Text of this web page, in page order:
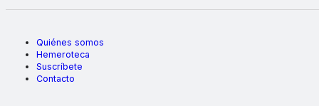
Quiénes somos
Hemeroteca
Suscríbete
Contacto